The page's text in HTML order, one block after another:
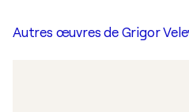
Autres œuvres de Grigor